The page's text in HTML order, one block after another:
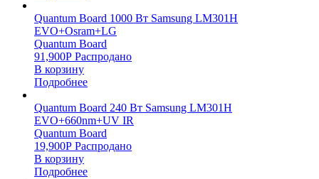
Quantum Board 1000 Вт Samsung LM301H
EVO+Osram+LG
Quantum Board
91,900Р Распродано
В корзину
Подробнее
Quantum Board 240 Вт Samsung LM301H
EVO+660nm+UV IR
Quantum Board
19,900Р Распродано
В корзину
Подробнее